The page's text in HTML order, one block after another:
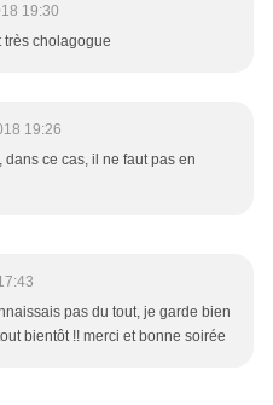
19:30
très cholagogue
19:26
dans ce cas, il ne faut pas en
pas du tout, je garde bien
bientôt !! merci et bonne soirée